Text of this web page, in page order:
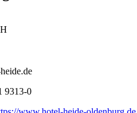
9313-0